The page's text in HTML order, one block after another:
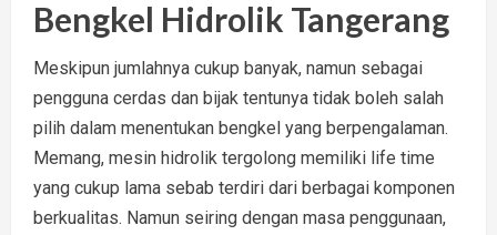
Bengkel Hidrolik Tangerang
Meskipun jumlahnya cukup banyak, namun sebagai
pengguna cerdas dan bijak tentunya tidak boleh salah
pilih dalam menentukan bengkel yang berpengalaman.
Memang, mesin hidrolik tergolong memiliki life time
yang cukup lama sebab terdiri dari berbagai komponen
berkualitas. Namun seiring dengan masa penggunaan,